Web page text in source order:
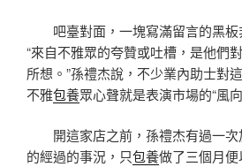
吧臺對面，一塊寫滿留言的黑板
“來自不雅眾的夸贊或吐槽，是他們
所想。”孫禮杰說，不少業內助士對
不雅包養眾心聲就是表演市場的“風向
開這家店之前，孫禮杰有過一
的經過的事況，只包養做了三個月